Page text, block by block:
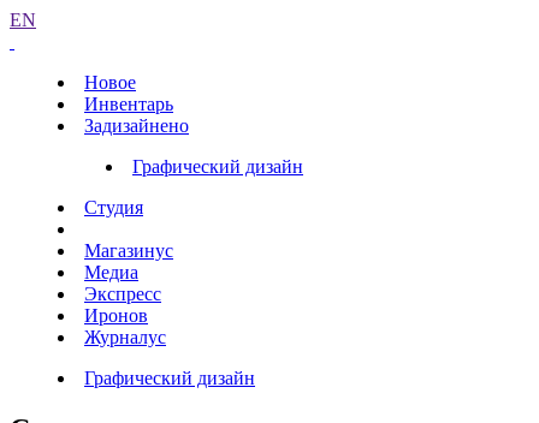
EN
Новое
Инвентарь
Задизайнено
Графический дизайн
Студия
Магазинус
Медиа
Экспресс
Иронов
Журналус
Графический дизайн